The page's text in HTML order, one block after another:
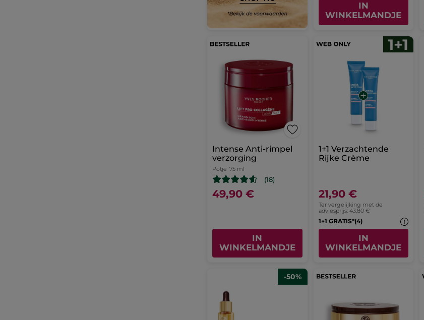
IN
WINKELMANDJE
Intense Anti-rimpel
verzorging
Potje 75 ml
(18)
49,90 €
IN
WINKELMANDJE
1+1 Verzachtende
Rijke Crème
21,90 €
Ter vergelijking met de
adviesprijs: 43,80 €
1+1 GRATIS*(4)
IN
WINKELMANDJE
-50%